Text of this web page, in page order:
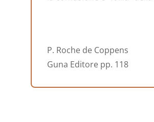
P. Roche de Coppens
Guna Editore pp. 118